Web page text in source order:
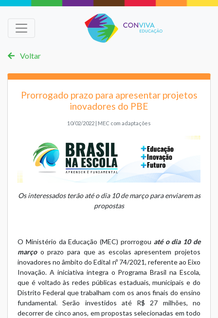
Voltar
Prorrogado prazo para apresentar projetos
inovadores do PBE
10/02/2022 | MEC com adaptações
Os interessados terão até o dia 10 de março para enviarem as
propostas
O Ministério da Educação (MEC) prorrogou até o dia 10 de
marçoo prazo para que as escolas apresentem projetos
inovadores no âmbito doEdital nº 74/2021, referente ao Eixo
Inovação. A iniciativa integra o Programa Brasil na Escola,
que é voltado às redes públicas estaduais, municipais e do
Distrito Federal que trabalham com os anos finais do ensino
fundamental. Serão investidos até R$ 27 milhões, no
decorrer de cinco anos, em propostas selecionadas em todo